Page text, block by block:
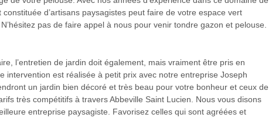
d’artisans paysagistes peut faire de votre espace vert
pas de faire appel à nous pour venir tondre gazon et pelouse.
l’entretien de jardin doit également, mais vraiment être pris en
intervention est réalisée à petit prix avec notre entreprise Joseph
un jardin bien décoré et très beau pour votre bonheur et ceux de
très compétitifs à travers Abbeville Saint Lucien. Nous vous disons
entreprise paysagiste. Favorisez celles qui sont agréées et